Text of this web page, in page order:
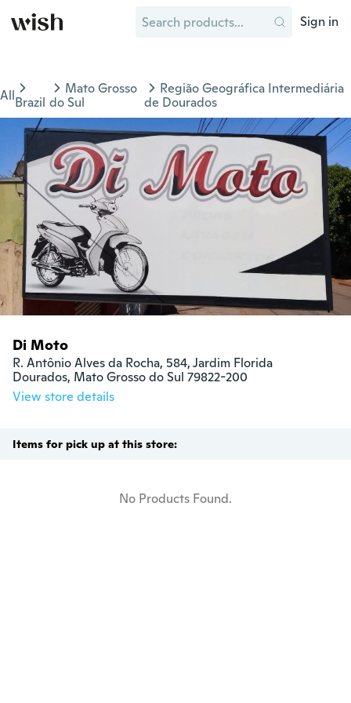
Sign in
AllBrazil
Mato Grosso
do Sul
Região Geográfica Intermediária
de Dourados
Di Moto
R. Antônio Alves da Rocha, 584, Jardim Florida
Dourados, Mato Grosso do Sul 79822-200
View store details
Items for pick up at this store:
No Products Found.